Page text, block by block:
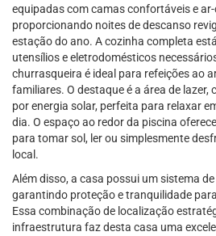
equipadas com camas confortáveis e
proporcionando noites de descanso
estação do ano. A cozinha completa
utensílios e eletrodomésticos
churrasqueira é ideal para refeições ao
familiares. O destaque é a área de lazer,
por energia solar, perfeita para relaxar
dia. O espaço ao redor da piscina
para tomar sol, ler ou simplesmente
local.
Além disso, a casa possui um sistema
garantindo proteção e tranquilidade
Essa combinação de localização
infraestrutura faz desta casa uma